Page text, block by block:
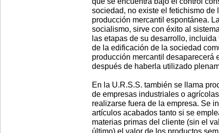
sociedad, no existe el fetichismo de
producción mercantil espontánea.
socialismo, sirve con éxito al
las etapas de su desarrollo,
de la edificación de la sociedad
producción mercantil desaparecerá
después de haberla utilizado
En la U.R.S.S. también se llama
de empresas industriales o
realizarse fuera de la empresa. Se
artículos acabados tanto si se
materias primas del cliente (sin el
último) el valor de los productos